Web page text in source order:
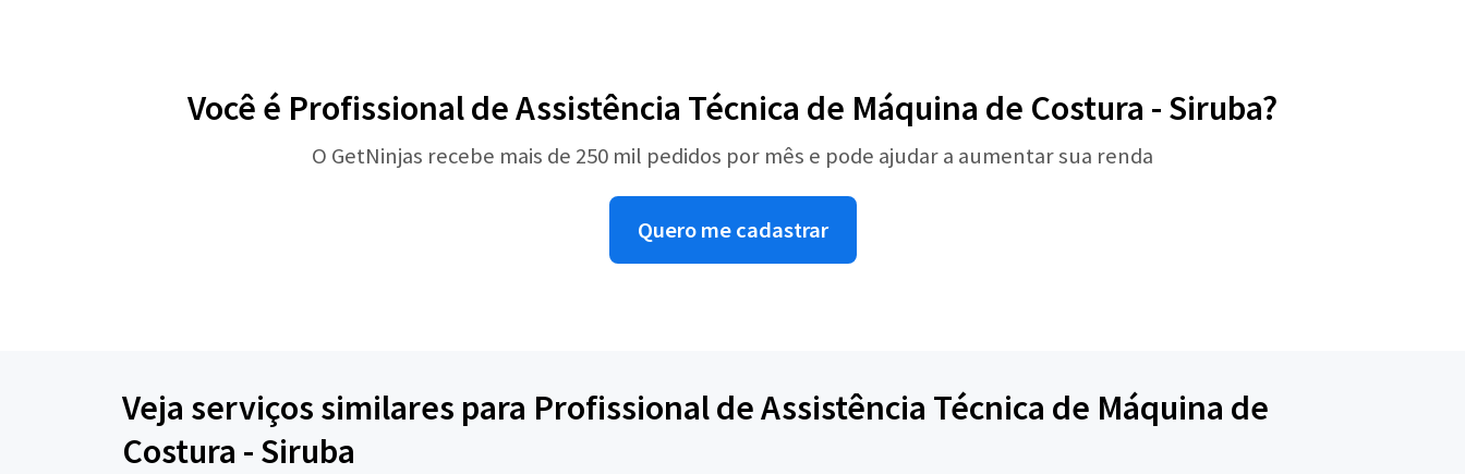
Você é Profissional de Assistência Técnica de Máquina de Costura - Siruba?
O GetNinjas recebe mais de 250 mil pedidos por mês e pode ajudar a aumentar sua renda
Quero me cadastrar
Veja serviços similares para Profissional de Assistência Técnica de Máquina de
Costura - Siruba